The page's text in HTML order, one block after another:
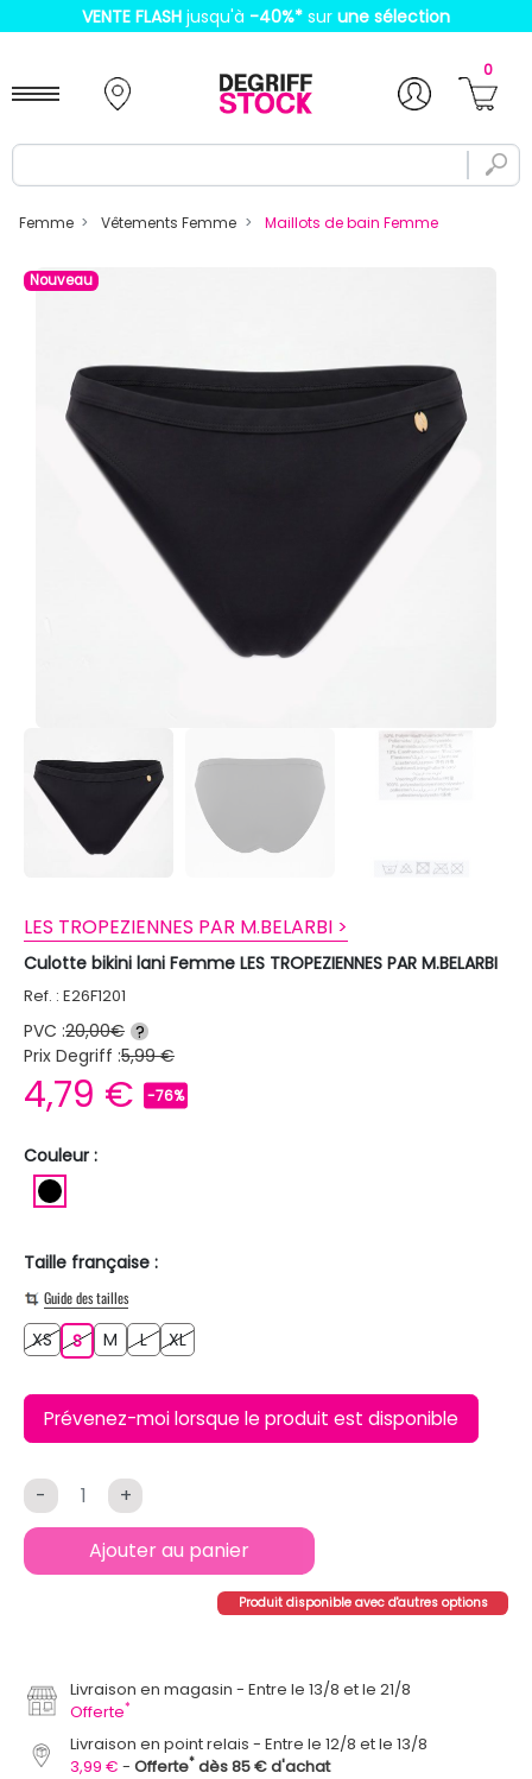
VENTE FLASH jusqu'à -40%* sur une sélection
0
Femme Vêtements Femme Maillots de bain Femme
Nouveau
LES TROPEZIENNES PAR M.BELARBI >
Culotte bikini lani Femme LES TROPEZIENNES PAR M.BELARBI
Ref. : E26F1201
PVC :20,00€ ?
Prix Degriff :5,99 €
4,79 € -76%
Couleur :
Taille française :
Guide des tailles
XSXSSS M LL XLXL
Prévenez-moi lorsque le produit est disponible
- +
Ajouter au panier
Produit disponible avec d'autres options
Livraison en magasin
Entre le 13/8 et le 21/8
Offerte*
Livraison en point relais
Entre le 12/8 et le 13/8
3,99 €
Offerte* dès 85 € d'achat